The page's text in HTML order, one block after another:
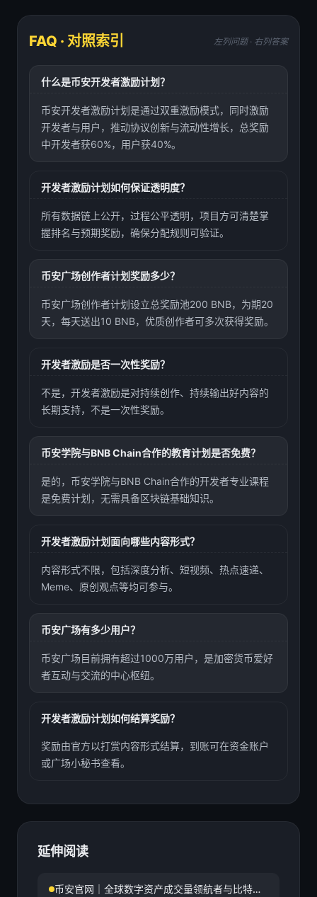
FAQ · 对照索引 左列问题 · 右列答案
什么是币安开发者激励计划？
币安开发者激励计划是通过双重激励模式，同时激励
开发者与用户，推动协议创新与流动性增长，总奖励
中开发者获60%，用户获40%。
开发者激励计划如何保证透明度？
所有数据链上公开，过程公平透明，项目方可清楚掌
握排名与预期奖励，确保分配规则可验证。
币安广场创作者计划奖励多少？
币安广场创作者计划设立总奖励池200 BNB，为期20
天，每天送出10 BNB，优质创作者可多次获得奖励。
开发者激励是否一次性奖励？
不是，开发者激励是对持续创作、持续输出好内容的
长期支持，不是一次性奖励。
币安学院与BNB Chain合作的教育计划是否免费？
是的，币安学院与BNB Chain合作的开发者专业课程
是免费计划，无需具备区块链基础知识。
开发者激励计划面向哪些内容形式？
内容形式不限，包括深度分析、短视频、热点速递、
Meme、原创观点等均可参与。
币安广场有多少用户？
币安广场目前拥有超过1000万用户，是加密货币爱好
者互动与交流的中心枢纽。
开发者激励计划如何结算奖励？
奖励由官方以打赏内容形式结算，到账可在资金账户
或广场小秘书查看。
延伸阅读
币安官网｜全球数字资产成交量领航者与比特币